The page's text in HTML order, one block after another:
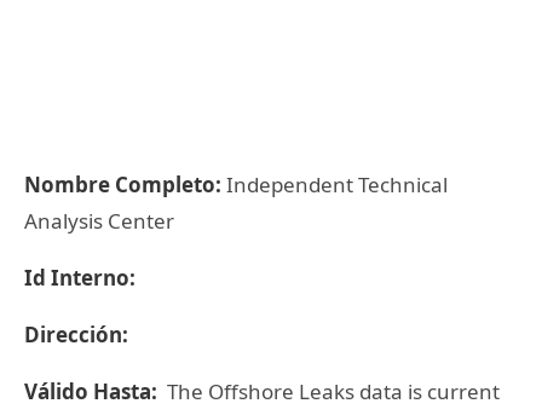
Nombre Completo: Independent Technical
Analysis Center
Id Interno:
Dirección:
Válido Hasta: The Offshore Leaks data is current